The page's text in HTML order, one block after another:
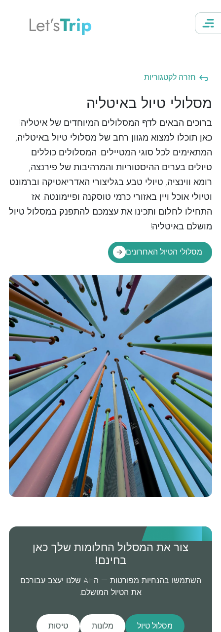
Let’sTrip
חזרה לקטגוריות
מסלולי טיול באיטליה
ברוכים הבאים לדף המסלולים המיוחדים של איטליה!
כאן תוכלו למצוא מגוון רחב של מסלולי טיול באיטליה,
המתאימים לכל סוגי המטיילים. המסלולים כוללים
טיולים בערים ההיסטוריות והמרהיבות של פירנצה,
רומא ווינציה, טיולי טבע בגליצורי האדריאטיקה וברמונט
וטיולי אוכל ויין באזורי כרמי טוסקנה ופיימונטה. אז
התחילו לחלום ותכינו את עצמכם להתפנק במסלול טיול
מושלם באיטליה!
מסלולי הטיול האחרונים
צור את המסלול החלומות שלך כאן
בחינם!
השתמשו בהנחיות מפורטות — ה-AI שלנו יעצב עבורכם
את הטיול המושלם.
מסלול טיול מלונות טיסות